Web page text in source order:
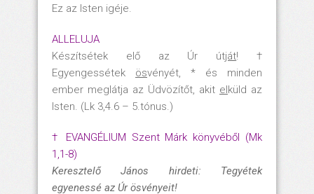
Ez az Isten igéje.
ALLELUJA
Készítsétek elő az Úr útját! †
Egyengessétek ösvényét, * és minden
ember meglátja az Üdvözítőt, akit elküld az
Isten. (Lk 3,4.6 – 5.tónus.)
† EVANGÉLIUM Szent Márk könyvéből (Mk
1,1-8)
Keresztelő János hirdeti: Tegyétek
egyenessé az Úr ösvényeit!